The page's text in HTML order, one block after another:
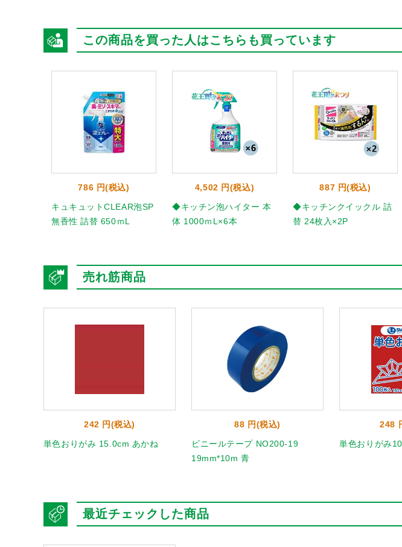
この商品を買った人はこちらも買っています
786 円(税込)
キュキュットCLEAR泡SP
無香性 詰替 650ｍL
4,502 円(税込)
◆キッチン泡ハイター 本
体 1000ｍL×6本
887 円(税込)
◆キッチンクイックル 詰
替 24枚入×2P
売れ筋商品
242 円(税込)
単色おりがみ 15.0cm あかね
88 円(税込)
ビニールテープ NO200-19
19mm*10m 青
248
単色おりがみ
最近チェックした商品